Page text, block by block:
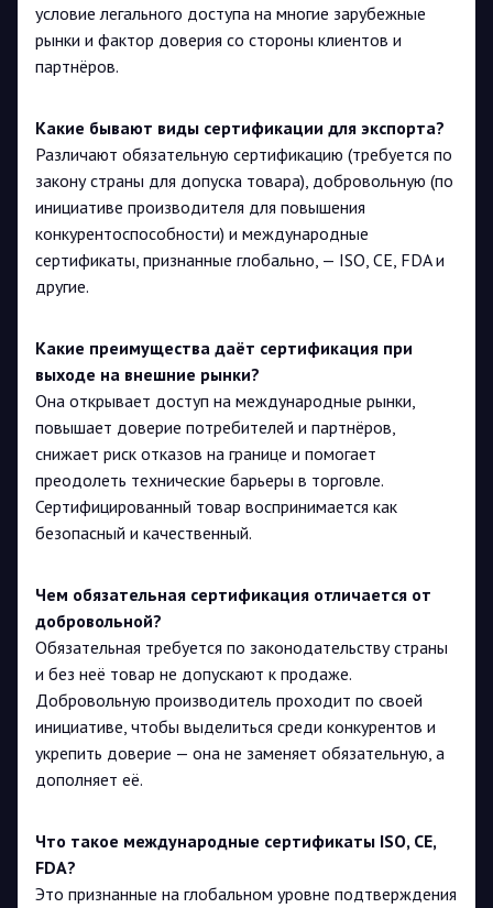
условие легального доступа на многие зарубежные
рынки и фактор доверия со стороны клиентов и
партнёров.
Какие бывают виды сертификации для экспорта?
Различают обязательную сертификацию (требуется по
закону страны для допуска товара), добровольную (по
инициативе производителя для повышения
конкурентоспособности) и международные
сертификаты, признанные глобально, — ISO, CE, FDA и
другие.
Какие преимущества даёт сертификация при
выходе на внешние рынки?
Она открывает доступ на международные рынки,
повышает доверие потребителей и партнёров,
снижает риск отказов на границе и помогает
преодолеть технические барьеры в торговле.
Сертифицированный товар воспринимается как
безопасный и качественный.
Чем обязательная сертификация отличается от
добровольной?
Обязательная требуется по законодательству страны
и без неё товар не допускают к продаже.
Добровольную производитель проходит по своей
инициативе, чтобы выделиться среди конкурентов и
укрепить доверие — она не заменяет обязательную, а
дополняет её.
Что такое международные сертификаты ISO, CE,
FDA?
Это признанные на глобальном уровне подтверждения